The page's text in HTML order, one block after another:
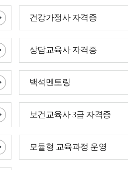
건강가정사 자격증
상담교육사 자격증
백석멘토링
보건교육사 3급 자격증
모듈형 교육과정 운영